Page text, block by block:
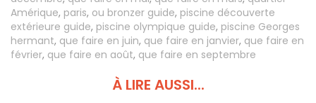
Amérique, paris, ou bronzer guide, piscine découverte
extérieure guide, piscine olympique guide, piscine Georges
hermant, que faire en juin, que faire en janvier, que faire en
février, que faire en août, que faire en septembre
À LIRE AUSSI...